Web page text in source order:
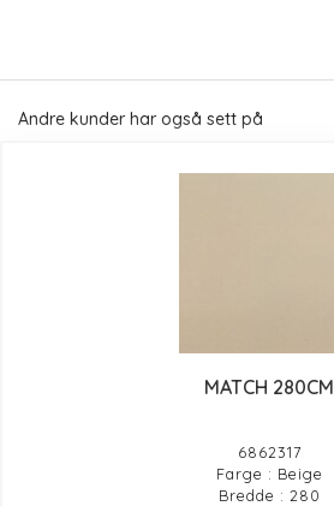
Andre kunder har også sett på
MATCH 280CM
6862317
Farge : Beige
Bredde : 280